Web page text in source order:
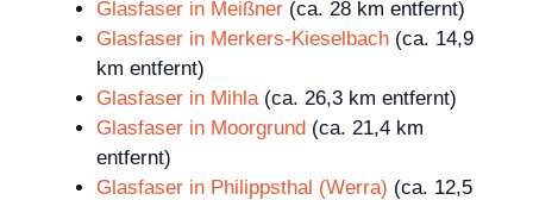
Glasfaser in Meißner (ca. 28 km entfernt)
Glasfaser in Merkers-Kieselbach (ca. 14,9
km entfernt)
Glasfaser in Mihla (ca. 26,3 km entfernt)
Glasfaser in Moorgrund (ca. 21,4 km
entfernt)
Glasfaser in Philippsthal (Werra) (ca. 12,5